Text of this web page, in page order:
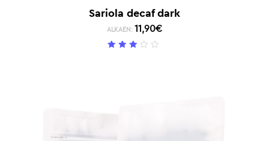
Sariola decaf dark
ALKAEN: 11,90€